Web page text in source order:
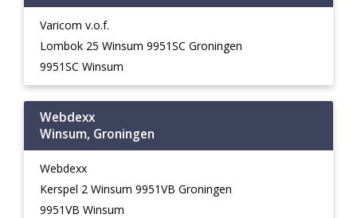
Varicom v.o.f.
Lombok 25 Winsum 9951SC Groningen
9951SC Winsum
Webdexx
Winsum, Groningen
Webdexx
Kerspel 2 Winsum 9951VB Groningen
9951VB Winsum